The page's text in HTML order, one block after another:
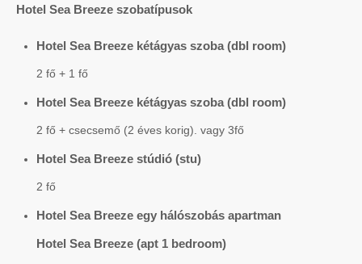
Hotel Sea Breeze szobatípusok
Hotel Sea Breeze kétágyas szoba (dbl room)
2 fő + 1 fő
Hotel Sea Breeze kétágyas szoba (dbl room)
2 fő + csecsemő (2 éves korig). vagy 3fő
Hotel Sea Breeze stúdió (stu)
2 fő
Hotel Sea Breeze egy hálószobás apartman
Hotel Sea Breeze (apt 1 bedroom)